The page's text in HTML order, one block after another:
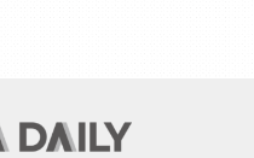
分享 :